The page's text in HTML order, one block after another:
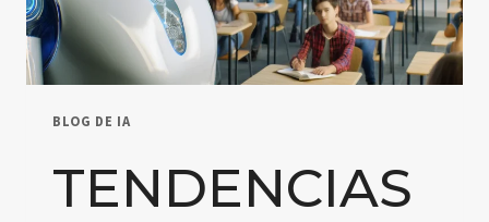
BLOG DE IA
TENDENCIAS